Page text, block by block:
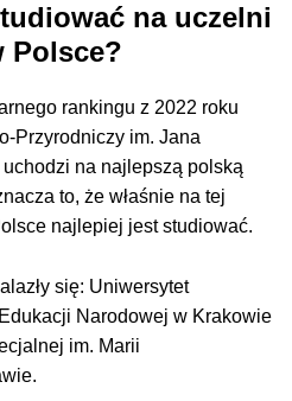
na uczelni
Polsce?
rankingu z 2022 roku
Przyrodniczy im. Jana
na najlepszą polską
to, że właśnie na tej
najlepiej jest studiować.
się: Uniwersytet
Narodowej w Krakowie
im. Marii